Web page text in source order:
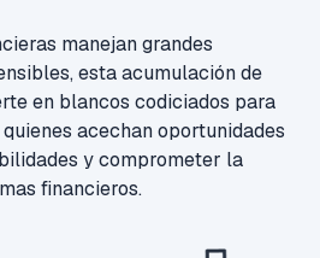
manejan grandes
esta acumulación de
en blancos codiciados para
acechan oportunidades
y comprometer la
financieros.